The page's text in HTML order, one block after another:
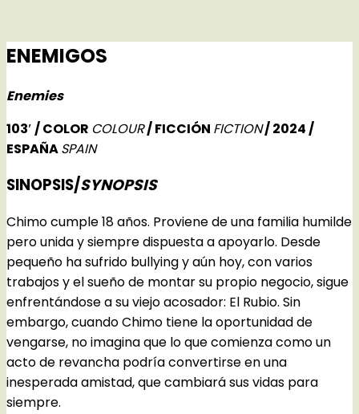
ENEMIGOS
Enemies
103′ / COLOR COLOUR/ FICCIÓN FICTION/ 2024 /
ESPAÑASPAIN
SINOPSIS/SYNOPSIS
Chimo cumple 18 años. Proviene de una familia humilde
pero unida y siempre dispuesta a apoyarlo. Desde
pequeño ha sufrido bullying y aún hoy, con varios
trabajos y el sueño de montar su propio negocio, sigue
enfrentándose a su viejo acosador: El Rubio. Sin
embargo, cuando Chimo tiene la oportunidad de
vengarse, no imagina que lo que comienza como un
acto de revancha podría convertirse en una
inesperada amistad, que cambiará sus vidas para
siempre.